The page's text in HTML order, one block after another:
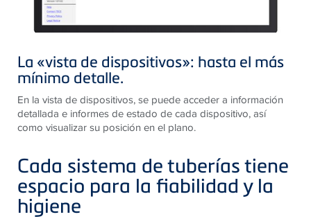
La «vista de dispositivos»: hasta el más
mínimo detalle.
En la vista de dispositivos, se puede acceder a información
detallada e informes de estado de cada dispositivo, así
como visualizar su posición en el plano.
Cada sistema de tuberías tiene
espacio para la fiabilidad y la
higiene